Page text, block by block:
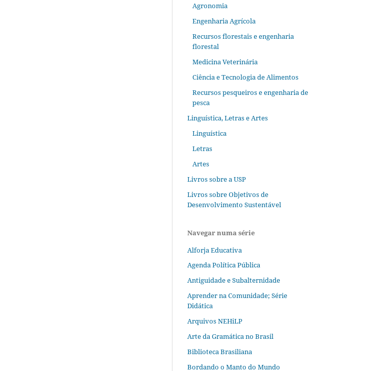
Agronomia
Engenharia Agrícola
Recursos florestais e engenharia
florestal
Medicina Veterinária
Ciência e Tecnologia de Alimentos
Recursos pesqueiros e engenharia de
pesca
Linguística, Letras e Artes
Linguística
Letras
Artes
Livros sobre a USP
Livros sobre Objetivos de
Desenvolvimento Sustentável
Navegar numa série
Alforja Educativa
Agenda Política Pública
Antiguidade e Subalternidade
Aprender na Comunidade; Série
Didática
Arquivos NEHiLP
Arte da Gramática no Brasil
Biblioteca Brasiliana
Bordando o Manto do Mundo